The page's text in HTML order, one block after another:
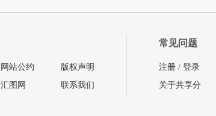
网站公约
汇图网
版权声明
联系我们
常见问题
注册 / 登录
关于共享分